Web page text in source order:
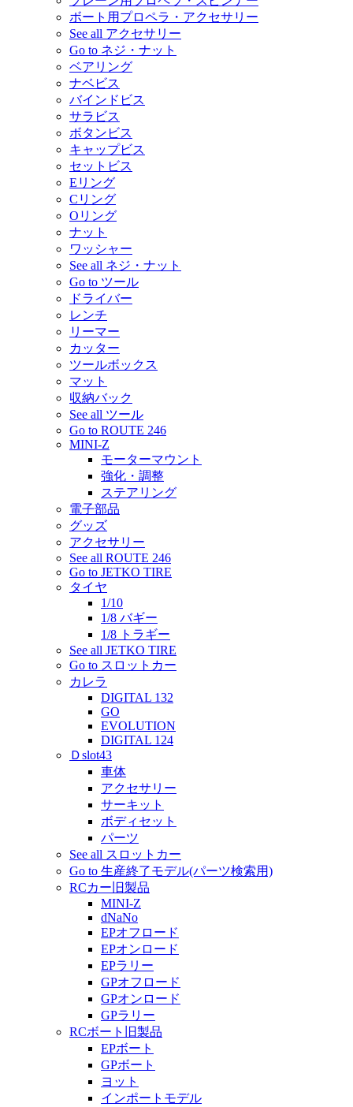
ボート用プロペラ・アクセサリー
See all アクセサリー
Go to ネジ・ナット
ベアリング
ナベビス
バインドビス
サラビス
ボタンビス
キャップビス
セットビス
Eリング
Cリング
Oリング
ナット
ワッシャー
See all ネジ・ナット
Go to ツール
ドライバー
レンチ
リーマー
カッター
ツールボックス
マット
収納バック
See all ツール
Go to ROUTE 246
MINI-Z
モーターマウント
強化・調整
ステアリング
電子部品
グッズ
アクセサリー
See all ROUTE 246
Go to JETKO TIRE
タイヤ
1/10
1/8 バギー
1/8 トラギー
See all JETKO TIRE
Go to スロットカー
カレラ
DIGITAL 132
GO
EVOLUTION
DIGITAL 124
Ｄslot43
車体
アクセサリー
サーキット
ボディセット
パーツ
See all スロットカー
Go to 生産終了モデル(パーツ検索用)
RCカー旧製品
MINI-Z
dNaNo
EPオフロード
EPオンロード
EPラリー
GPオフロード
GPオンロード
GPラリー
RCボート旧製品
EPボート
GPボート
ヨット
インポートモデル